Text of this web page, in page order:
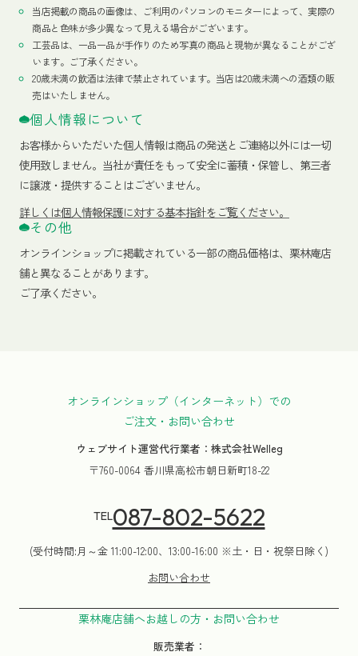
当店掲載の商品の画像は、ご利用のパソコンのモニターによって、実際の
商品と色味が多少異なって見える場合がございます。
工芸品は、一品一品が手作りのため写真の商品と現物が異なることがござ
います。ご了承ください。
20歳未満の飲酒は法律で禁止されています。当店は20歳未満への酒類の販
売はいたしません。
個人情報について
お客様からいただいた個人情報は商品の発送とご連絡以外には一切
使用致しません。当社が責任をもって安全に蓄積・保管し、第三者
に譲渡・提供することはございません。
詳しくは個人情報保護に対する基本指針をご覧ください。
その他
オンラインショップに掲載されている一部の商品価格は、栗林庵店
舗と異なることがあります。
ご了承ください。
オンラインショップ（インターネット）での
ご注文・お問い合わせ
ウェブサイト運営代行業者：株式会社Welleg
〒760-0064 香川県高松市朝日新町18-22
TEL087-802-5622
(受付時間:月～金 11:00-12:00、13:00-16:00 ※土・日・祝祭日除く)
お問い合わせ
栗林庵店舗へお越しの方・お問い合わせ
販売業者：